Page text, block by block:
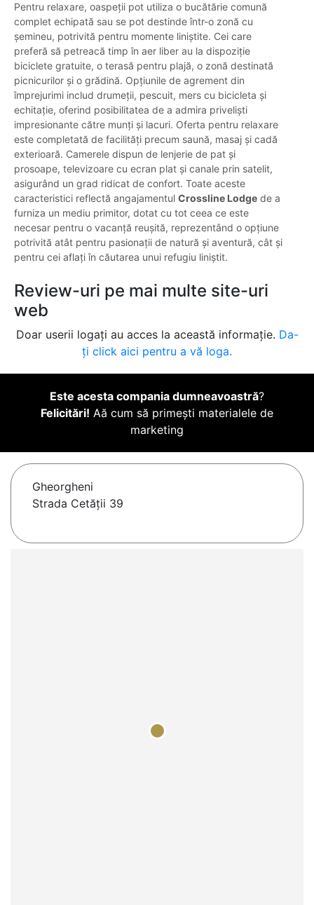
Pentru relaxare, oaspeții pot utiliza o bucătărie comună
complet echipată sau se pot destinde într-o zonă cu
șemineu, potrivită pentru momente liniștite. Cei care
preferă să petreacă timp în aer liber au la dispoziție
biciclete gratuite, o terasă pentru plajă, o zonă destinată
picnicurilor și o grădină. Opțiunile de agrement din
împrejurimi includ drumeții, pescuit, mers cu bicicleta și
echitație, oferind posibilitatea de a admira priveliști
impresionante către munți și lacuri. Oferta pentru relaxare
este completată de facilități precum saună, masaj și cadă
exterioară. Camerele dispun de lenjerie de pat și
prosoape, televizoare cu ecran plat și canale prin satelit,
asigurând un grad ridicat de confort. Toate aceste
caracteristici reflectă angajamentul Crossline Lodge de a
furniza un mediu primitor, dotat cu tot ceea ce este
necesar pentru o vacanță reușită, reprezentând o opțiune
potrivită atât pentru pasionații de natură și aventură, cât și
pentru cei aflați în căutarea unui refugiu liniștit.
Review-uri pe mai multe site-uri
web
Doar userii logați au acces la această informație. Da-
ți click aici pentru a vă loga.
Este acesta compania dumneavoastră?
Felicitări! Aă cum să primești materialele de
marketing
Gheorgheni
Strada Cetăţii 39